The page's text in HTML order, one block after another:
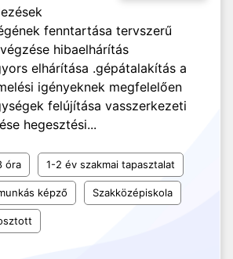
fenntartása tervszerű
hibaelhárítás
elhárítása .gépátalakítás a
igényeknek megfelelően
felújítása vasszerkezeti
hegesztési...
óra 1-2 év szakmai tapasztalat
képző Szakközépiskola